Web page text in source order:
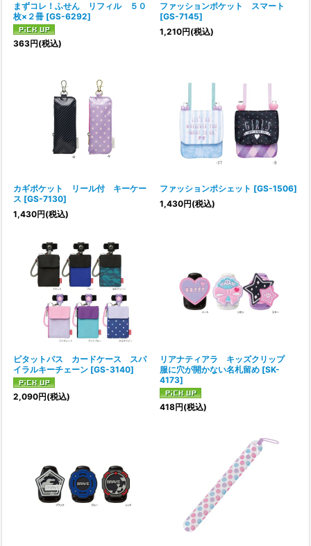
まずコレ！ふせん リフィル ５０
枚×２冊 [GS-6292]
363円(税込)
ファッションポケット スマート
[GS-7145]
1,210円(税込)
カギポケット リール付 キーケー
ス [GS-7130]
1,430円(税込)
ファッションポシェット [GS-1506]
1,430円(税込)
ピタットパス カードケース スパ
イラルキーチェーン [GS-3140]
2,090円(税込)
リアナティアラ キッズクリップ
服に穴が開かない名札留め [SK-
4173]
418円(税込)